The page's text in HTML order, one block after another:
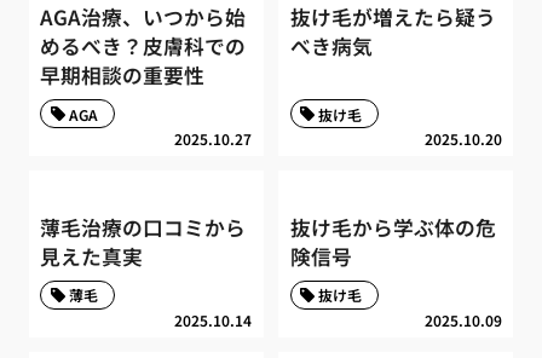
AGA治療、いつから始
めるべき？皮膚科での
早期相談の重要性
2025.10.27
AGA
抜け毛が増えたら疑う
べき病気
2025.10.20
抜け毛
薄毛治療の口コミから
見えた真実
2025.10.14
薄毛
抜け毛から学ぶ体の危
険信号
2025.10.09
抜け毛